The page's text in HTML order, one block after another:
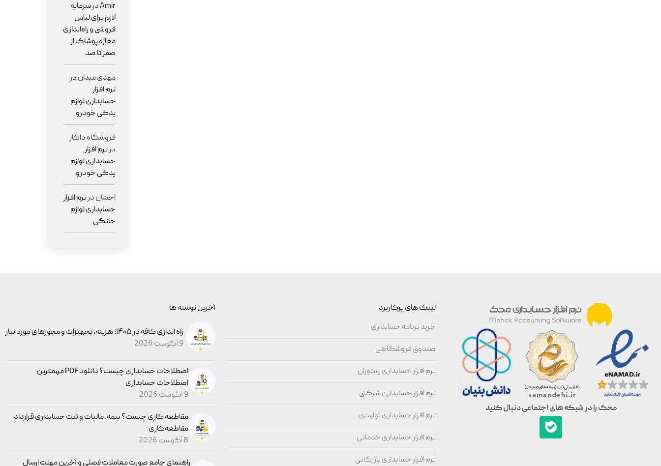
Amirدرسرمایه
لازم برای لباس
فروشی و راه‌اندازی
مغازه پوشاک از
صفر تا صد
مهدی میداندر
نرم افزار
حسابداری لوازم
یدکی خودرو
فروشگاه داکار
درنرم افزار
حسابداری لوازم
یدکی خودرو
احساندرنرم افزار
حسابداری لوازم
خانگی
محک را در شبکه های اجتماعی دنبال کنید
لینک های پرکاربرد
خرید برنامه حسابداری
صندوق فروشگاهی
نرم افزار حسابداری رستوران
نرم افزار حسابداری شرکتی
نرم افزار حسابداری تولیدی
نرم افزار حسابداری خدماتی
نرم افزار حسابداری بازرگانی
آخرین نوشته ها
راه اندازی کافه در ۱۴۰۵؛ هزینه، تجهیزات و مجوزهای مورد نیاز
9 آگوست 2026
اصطلاحات حسابداری چیست؟ دانلود PDF مهمترین
اصطلاحات حسابداری
9 آگوست 2026
مقاطعه‌ کاری چیست؟ بیمه، مالیات و ثبت حسابداری قرارداد
مقاطعه‌کاری
8 آگوست 2026
راهنمای جامع صورت معاملات فصلی و آخرین مهلت ارسال